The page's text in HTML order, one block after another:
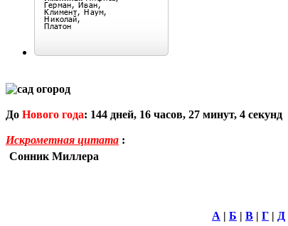
До Нового года: 144 дней, 16 часов, 27 минут, 3 секунд
Искрометная цитата :
Сонник Миллера
А | Б | В | Г | Д